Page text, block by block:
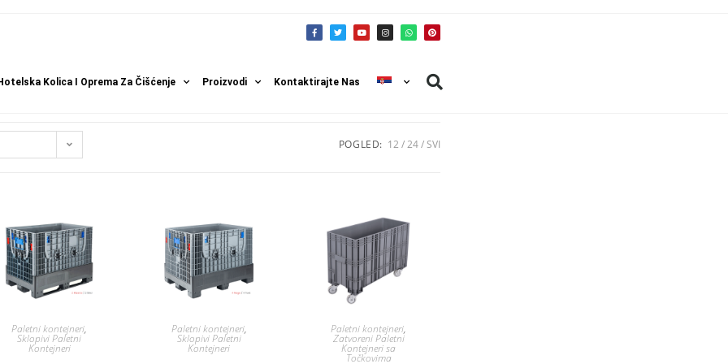
Kolica I Oprema Za Čišćenje Proizvodi Kontaktirajte Nas
POGLED: 12 24 SVI
Paletni kontejneri,
Sklopivi Paletni
Kontejneri
Paletni kontejneri,
Sklopivi Paletni
Kontejneri
Paletni kontejneri,
Zatvoreni Paletni
Kontejneri sa
Točkovima